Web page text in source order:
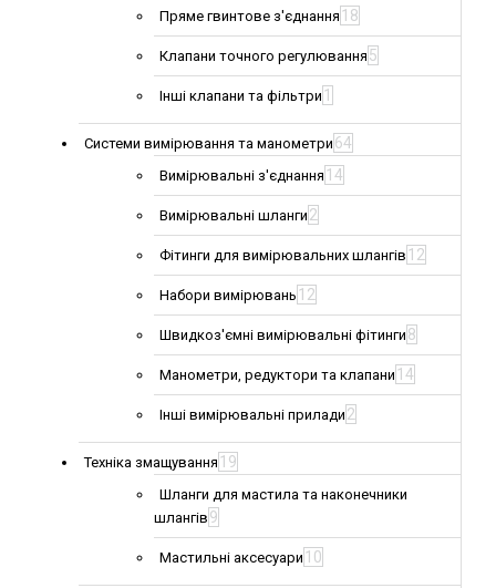
Пряме гвинтове з'єднання 18
Клапани точного регулювання 5
Інші клапани та фільтри 1
Системи вимірювання та манометри 64
Вимірювальні з'єднання 14
Вимірювальні шланги 2
Фітинги для вимірювальних шлангів 12
Набори вимірювань 12
Швидкоз'ємні вимірювальні фітинги 8
Манометри, редуктори та клапани 14
Інші вимірювальні прилади 2
Техніка змащування 19
Шланги для мастила та наконечники
шлангів 9
Мастильні аксесуари 10